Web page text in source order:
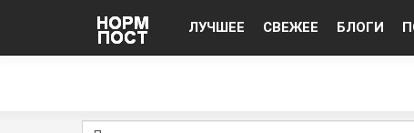
ЛУЧШЕЕ СВЕЖЕЕ БЛОГИ